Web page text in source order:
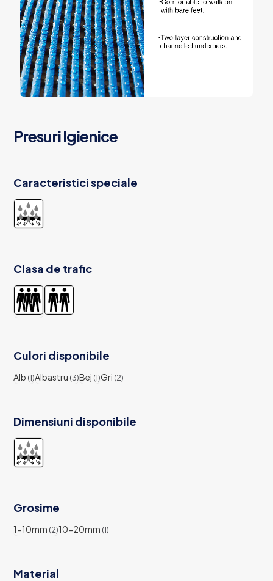
Presuri Igienice
Caracteristici speciale
Clasa de trafic
Culori disponibile
Alb (1)Albastru (3)Bej (1)Gri (2)
Dimensiuni disponibile
Grosime
1-10mm (2)10-20mm (1)
Material